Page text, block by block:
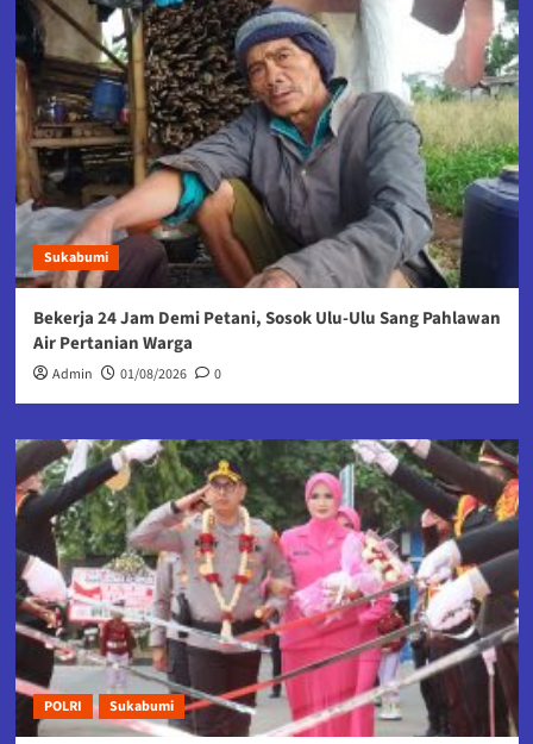
Sukabumi
Bekerja 24 Jam Demi Petani, Sosok Ulu-Ulu Sang Pahlawan
Air Pertanian Warga
Admin 01/08/2026 0
POLRI Sukabumi